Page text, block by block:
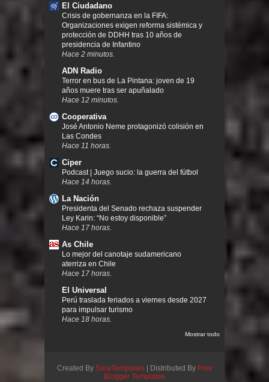
El Ciudadano
Crisis de gobernanza en la FIFA:
Organizaciones exigen reforma sistémica y
protección de DDHH tras 10 años de
presidencia de Infantino
Hace 2 minutos.
ADN Radio
Terror en bus de La Pintana: joven de 19
años muere tras ser apuñalado
Hace 12 minutos.
Cooperativa
José Antonio Neme protagonizó colisión en
Las Condes
Hace 11 horas.
Ciper
Podcast | Juego sucio: la guerra del fútbol
Hace 14 horas.
La Nación
Presidenta del Senado rechaza suspender
Ley Karin: “No estoy disponible”
Hace 17 horas.
As Chile
Lo mejor del canotaje sudamericano
aterriza en Chile
Hace 17 horas.
El Universal
Perú traslada feriados a viernes desde 2027
para impulsar turismo
Hace 18 horas.
Mostrar todo
Created By SoraTemplates| Distributed By Free
Blogger Templates